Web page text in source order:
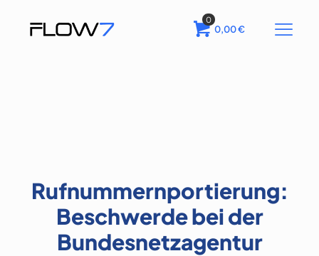
0
0,00€
Rufnummernportierung:
Beschwerde bei der
Bundesnetzagentur